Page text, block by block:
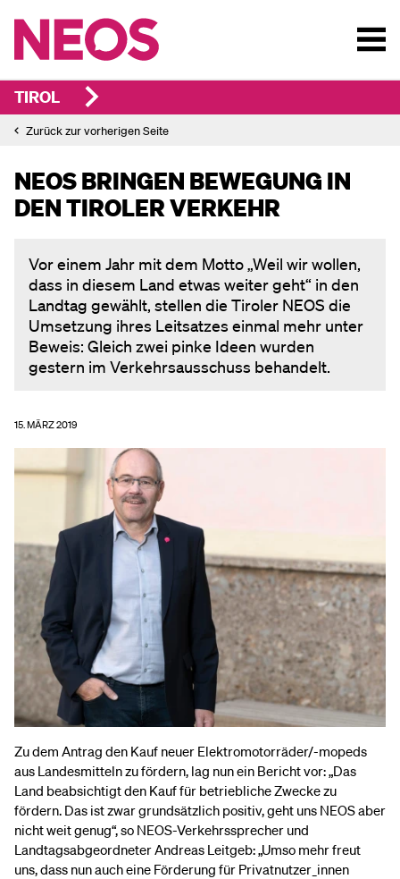
TIROL
Zurück zur vorherigen Seite
NEOS BRINGEN BEWEGUNG IN
DEN TIROLER VERKEHR
Vor einem Jahr mit dem Motto „Weil wir wollen,
dass in diesem Land etwas weiter geht“ in den
Landtag gewählt, stellen die Tiroler NEOS die
Umsetzung ihres Leitsatzes einmal mehr unter
Beweis: Gleich zwei pinke Ideen wurden
gestern im Verkehrsausschuss behandelt.
15. MÄRZ 2019
Zu dem Antrag den Kauf neuer Elektromotorräder/-mopeds
aus Landesmitteln zu fördern, lag nun ein Bericht vor: „Das
Land beabsichtigt den Kauf für betriebliche Zwecke zu
fördern. Das ist zwar grundsätzlich positiv, geht uns NEOS aber
nicht weit genug“, so NEOS-Verkehrssprecher und
Landtagsabgeordneter Andreas Leitgeb: „Umso mehr freut
uns, dass nun auch eine Förderung für Privatnutzer_innen